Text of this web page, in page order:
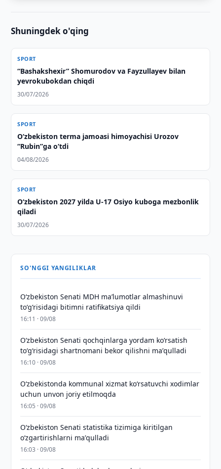
Shuningdek o'qing
SPORT
“Bashakshexir” Shomurodov va Fayzullayev bilan
yevrokubokdan chiqdi
30/07/2026
SPORT
O‘zbekiston terma jamoasi himoyachisi Urozov
“Rubin”ga o‘tdi
04/08/2026
SPORT
O‘zbekiston 2027 yilda U-17 Osiyo kuboga mezbonlik
qiladi
30/07/2026
SO'NGGI YANGILIKLAR
Oʻzbekiston Senati MDH maʼlumotlar almashinuvi
toʻgʻrisidagi bitimni ratifikatsiya qildi
16:11 · 09/08
Oʻzbekiston Senati qochqinlarga yordam koʻrsatish
toʻgʻrisidagi shartnomani bekor qilishni maʼqulladi
16:10 · 09/08
Oʻzbekistonda kommunal xizmat koʻrsatuvchi xodimlar
uchun unvon joriy etilmoqda
16:05 · 09/08
Oʻzbekiston Senati statistika tizimiga kiritilgan
oʻzgartirishlarni maʼqulladi
16:03 · 09/08